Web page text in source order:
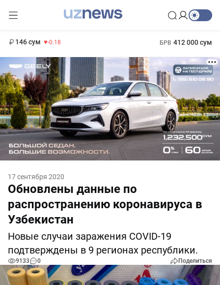
146 сум -0.18 БРВ 412 000 сум
17 сентября 2020
Обновлены данные по
распространению коронавируса в
Узбекистан
Новые случаи заражения COVID-19
подтверждены в 9 регионах республики.
9133 0 Поделиться